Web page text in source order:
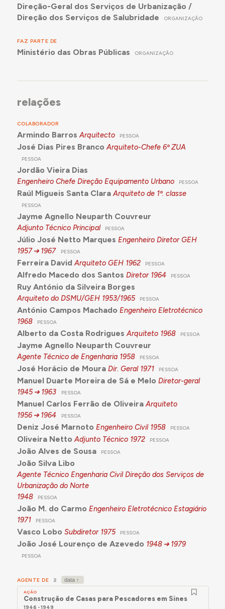
Direção-Geral dos Serviços de Urbanização /
Direção dos Serviços de Salubridade
ORGANIZAÇÃO
FAZ PARTE DE
Ministério das Obras Públicas ORGANIZAÇÃO
relações
COLABORADOR
Armindo Barros Arquitecto PESSOA
José Dias Pires Branco Arquiteto-Chefe 6ª ZUA
PESSOA
Jordão Vieira Dias
Engenheiro Chefe Direção Equipamento Urbano PESSOA
Raúl Migueis Santa Clara Arquiteto de 1ª. classe
PESSOA
Jayme Agnello Neuparth Couvreur
Adjunto Técnico Principal PESSOA
Júlio José Netto Marques Engenheiro Diretor GEH
1957
1967 PESSOA
Ferreira David Arquiteto GEH 1962 PESSOA
Alfredo Macedo dos Santos Diretor 1964 PESSOA
Ruy António da Silveira Borges
Arquiteto do DSMU/GEH 1953/1965 PESSOA
António Campos Machado Engenheiro Eletrotécnico
1968
PESSOA
Alberto da Costa Rodrigues Arquiteto 1968 PESSOA
Jayme Agnello Neuparth Couvreur
Agente Técnico de Engenharia 1958 PESSOA
José Horácio de Moura Dir. Geral 1971 PESSOA
Manuel Duarte Moreira de Sá e Melo Diretor-geral
1945
1963 PESSOA
Manuel Carlos Ferrão de Oliveira Arquiteto
1956
1964 PESSOA
Deniz José Marnoto Engenheiro Civil 1958 PESSOA
Oliveira Netto Adjunto Técnico 1972 PESSOA
João Alves de Sousa PESSOA
João Silva Libo
Agente Técnico Engenharia Civil Direção dos Serviços de
Urbanização do Norte
1948
PESSOA
João M. do Carmo Engenheiro Eletrotécnico Estagiário
1971
PESSOA
Vasco Lobo Subdiretor 1975 PESSOA
João José Lourenço de Azevedo 1948 1979
PESSOA
AGENTE DE 2
AÇÃO
Construção de Casas para Pescadores em Sines
1946 - 1949